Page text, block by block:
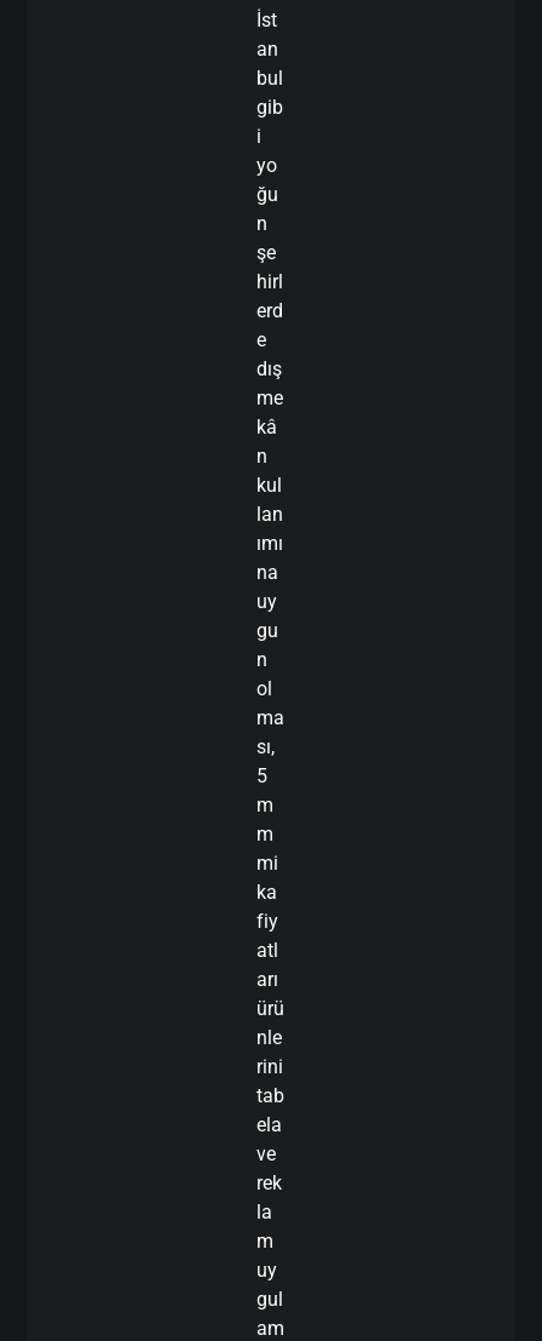
İst
an
bul
gib
i
yo
ğu
n
şe
hirl
erd
e
dış
me
kâ
n
kul
lan
ımı
na
uy
gu
n
ol
ma
sı,
5
m
m
mi
ka
fiy
atl
arı
ürü
nle
rini
tab
ela
ve
rek
la
m
uy
gul
am